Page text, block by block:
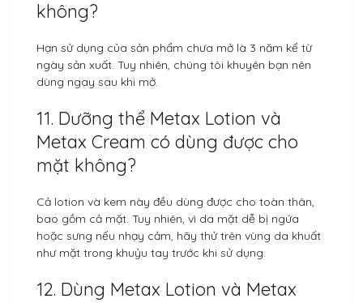
không?
Hạn sử dụng của sản phẩm chưa mở là 3 năm kể từ
ngày sản xuất. Tuy nhiên, chúng tôi khuyên bạn nên
dùng ngay sau khi mở.
11. Dưỡng thể Metax Lotion và
Metax Cream có dùng được cho
mặt không?
Cả lotion và kem này đều dùng được cho toàn thân,
bao gồm cả mặt. Tuy nhiên, vì da mặt dễ bị ngứa
hoặc sưng nếu nhạy cảm, hãy thử trên vùng da khuất
như mặt trong khuỷu tay trước khi sử dụng.
12. Dùng Metax Lotion và Metax